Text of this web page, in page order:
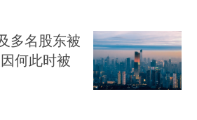
多名股东被
何此时被